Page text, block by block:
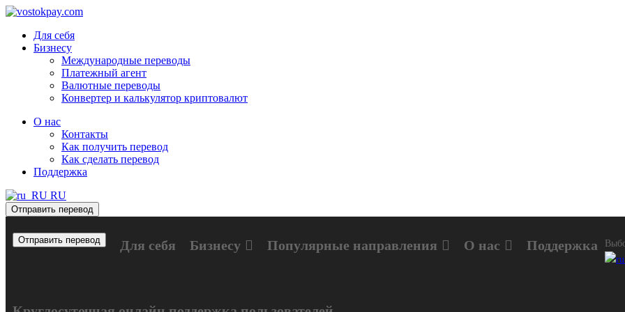
Для себя
Бизнесу
Международные переводы
Платежный агент
Валютные переводы
Конвертер и калькулятор криптовалют
О нас
Контакты
Как получить перевод
Как сделать перевод
Поддержка
RU
Отправить перевод
Отправить перевод Для себя Бизнесу Популярные направления О нас Поддержка